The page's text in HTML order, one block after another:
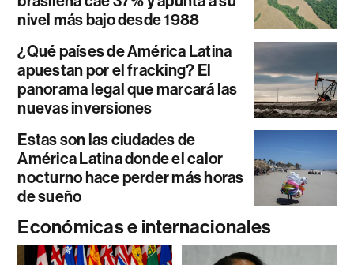
nivel más bajo desde 1988
¿Qué países de América Latina
apuestan por el fracking? El
panorama legal que marcará las
nuevas inversiones
Estas son las ciudades de
América Latina donde el calor
nocturno hace perder más horas
de sueño
Económicas e internacionales